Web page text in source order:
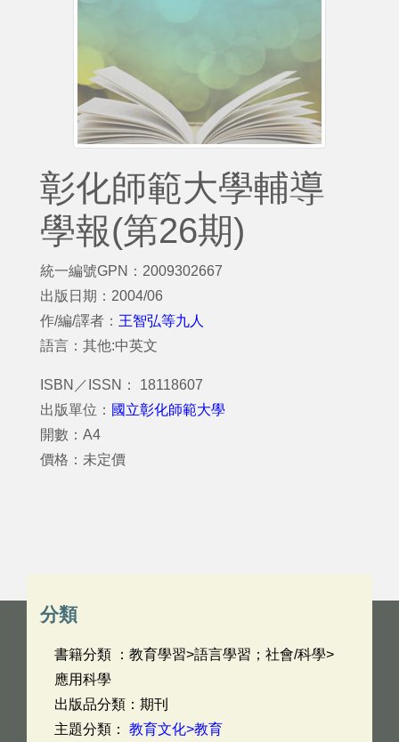
彰化師範大學輔導
學報(第26期)
統一編號GPN：2009302667
出版日期：2004/06
作/編/譯者： 王智弘等九人
語言：其他:中英文
ISBN／ISSN： 18118607
出版單位： 國立彰化師範大學
開數：A4
價格：未定價
分類
書籍分類 ：教育學習>語言學習；社會/科學>
應用科學
出版品分類：期刊
主題分類： 教育文化>教育